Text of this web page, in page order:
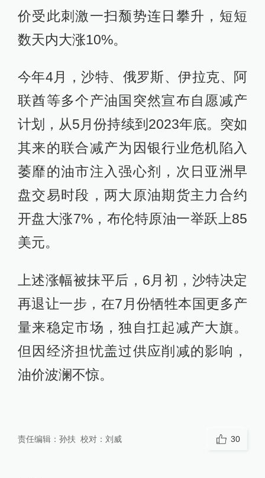
价受此刺激一扫颓势连日攀升，短短
数天内大涨10%。
今年4月，沙特、俄罗斯、伊拉克、阿
联酋等多个产油国突然宣布自愿减产
计划，从5月份持续到2023年底。突如
其来的联合减产为因银行业危机陷入
萎靡的油市注入强心剂，次日亚洲早
盘交易时段，两大原油期货主力合约
开盘大涨7%，布伦特原油一举跃上85
美元。
上述涨幅被抹平后，6月初，沙特决定
再退让一步，在7月份牺牲本国更多产
量来稳定市场，独自扛起减产大旗。
但因经济担忧盖过供应削减的影响，
油价波澜不惊。
责任编辑： 孙扶 校对： 刘威 30